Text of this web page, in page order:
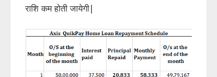
राशि कम होती जायेगी|